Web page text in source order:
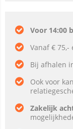
Voor 14:00
Vanaf € 75,-
Bij afhalen
Ook voor
Zakelijk